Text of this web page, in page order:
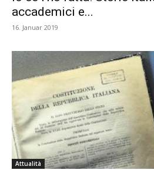
accademici e...
16. Januar 2019
Attualità